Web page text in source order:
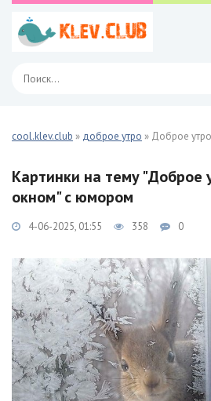
cool.klev.club » доброе утро » Доброе
Картинки на тему "Доброе
окном" с юмором
4-06-2025, 01:55 358 0